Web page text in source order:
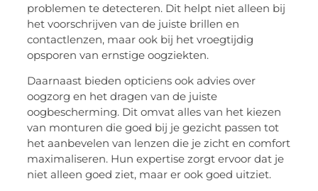
problemen te detecteren. Dit helpt niet alleen bij
het voorschrijven van de juiste brillen en
contactlenzen, maar ook bij het vroegtijdig
opsporen van ernstige oogziekten.
Daarnaast bieden opticiens ook advies over
oogzorg en het dragen van de juiste
oogbescherming. Dit omvat alles van het kiezen
van monturen die goed bij je gezicht passen tot
het aanbevelen van lenzen die je zicht en comfort
maximaliseren. Hun expertise zorgt ervoor dat je
niet alleen goed ziet, maar er ook goed uitziet.